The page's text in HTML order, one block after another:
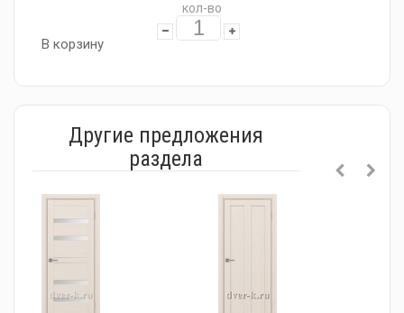
кол-во
В корзину
Другие предложения
раздела